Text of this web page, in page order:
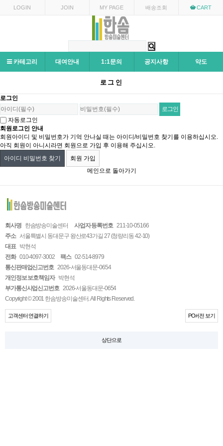
LOGIN JOIN MY PAGE 배송조회 CART
카테고리 대여안내 1:1문의 공지사항 약도
로그인
로그인
자동로그인
회원로그인 안내
회원아이디 및 비밀번호가 기억 안나실 때는 아이디/비밀번호 찾기를 이용하십시오.
아직 회원이 아니시라면 회원으로 가입 후 이용해 주십시오.
아이디 비밀번호 찾기
회원 가입
메인으로 돌아가기
회사명 한솜방송미술센터 사업자 등록번호 211-10-05166
주소 서울특별시 동대문구 왕산로43가길 27 (청량리동 42-10)
대표 박현석
전화 010-4097-3002 팩스 02-514-8979
통신판매업신고번호 2026-서울동대문-0654
개인정보 보호책임자 박현석
부가통신사업신고번호 2026-서울동대문-0654
Copyright © 2001 한솜방송미술센터. All Rights Reserved.
고객센터 연결하기 PC버전 보기
상단으로